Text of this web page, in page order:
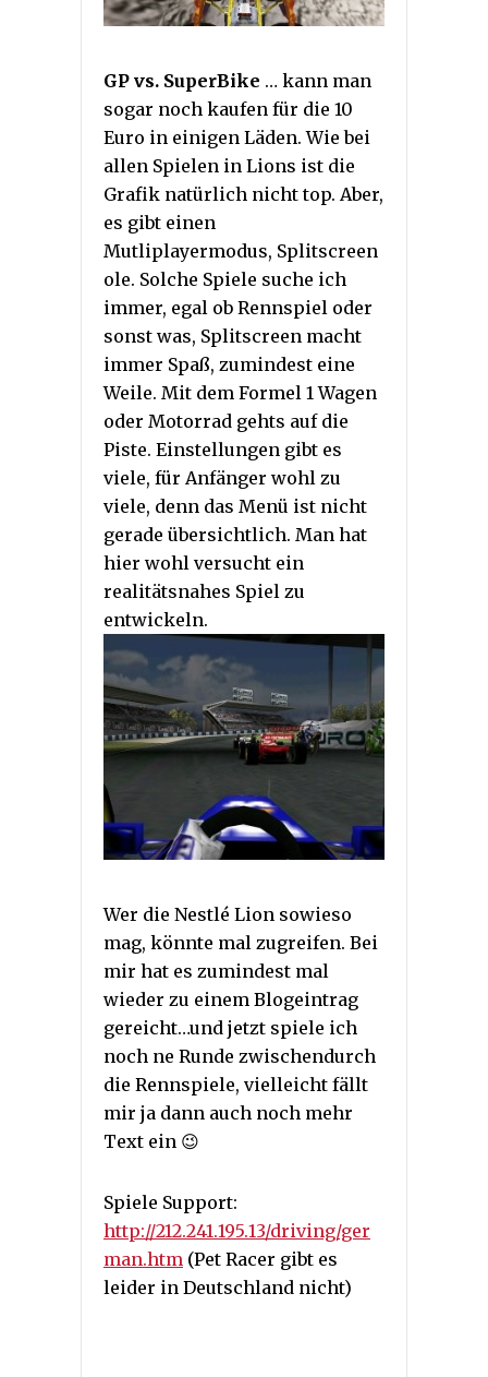
GP vs. SuperBike … kann man
sogar noch kaufen für die 10
Euro in einigen Läden. Wie bei
allen Spielen in Lions ist die
Grafik natürlich nicht top. Aber,
es gibt einen
Mutliplayermodus, Splitscreen
ole. Solche Spiele suche ich
immer, egal ob Rennspiel oder
sonst was, Splitscreen macht
immer Spaß, zumindest eine
Weile. Mit dem Formel 1 Wagen
oder Motorrad gehts auf die
Piste. Einstellungen gibt es
viele, für Anfänger wohl zu
viele, denn das Menü ist nicht
gerade übersichtlich. Man hat
hier wohl versucht ein
realitätsnahes Spiel zu
entwickeln.
Wer die Nestlé Lion sowieso
mag, könnte mal zugreifen. Bei
mir hat es zumindest mal
wieder zu einem Blogeintrag
gereicht…und jetzt spiele ich
noch ne Runde zwischendurch
die Rennspiele, vielleicht fällt
mir ja dann auch noch mehr
Text ein 😉
Spiele Support:
http://212.241.195.13/driving/ger
man.htm (Pet Racer gibt es
leider in Deutschland nicht)